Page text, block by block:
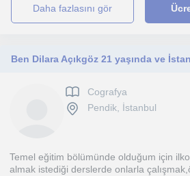
daha fazlasını gör
Cografya
Pendik, İstanbul
Temel eğitim bölümünde olduğum için
almak istediği derslerde onlarla